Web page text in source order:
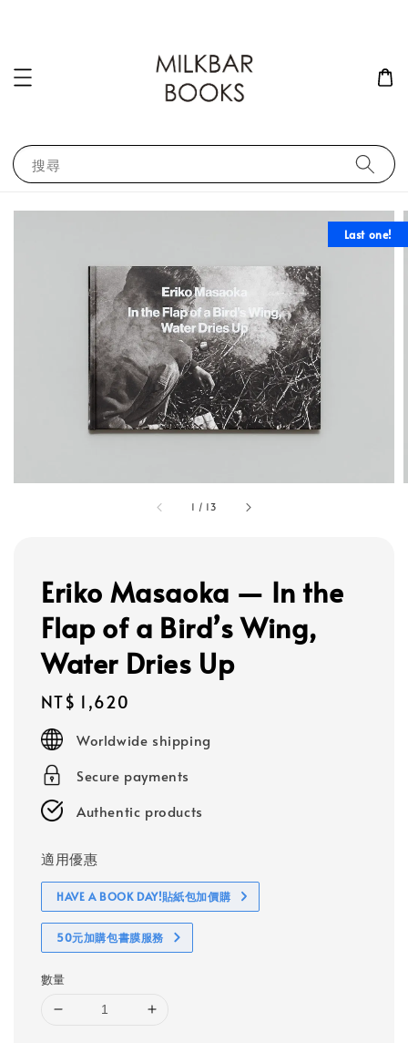
搜尋
1 / 13
Last one!
Eriko Masaoka — In the
Flap of a Bird’s Wing,
Water Dries Up
Regular
price
NT$ 1,620
Worldwide shipping
Secure payments
Authentic products
適用優惠
HAVE A BOOK DAY!貼紙包加價購
50元加購包書膜服務
數量